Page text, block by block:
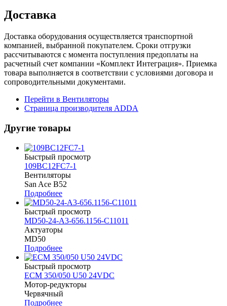
Доставка
Доставка оборудования осуществляется транспортной
компанией, выбранной покупателем. Сроки отгрузки
рассчитываются с момента поступления предоплаты на
расчетный счет компании «Комплект Интеграция». Приемка
товара выполняется в соответствии с условиями договора и
сопроводительными документами.
Перейти в Вентиляторы
Страница производителя ADDA
Другие товары
Быстрый просмотр
109BC12FC7-1
Вентиляторы
San Ace B52
Подробнее
Быстрый просмотр
MD50-24-A3-656.1156-C11011
Актуаторы
MD50
Подробнее
Быстрый просмотр
ECM 350/050 U50 24VDC
Мотор-редукторы
Червячный
Подробнее